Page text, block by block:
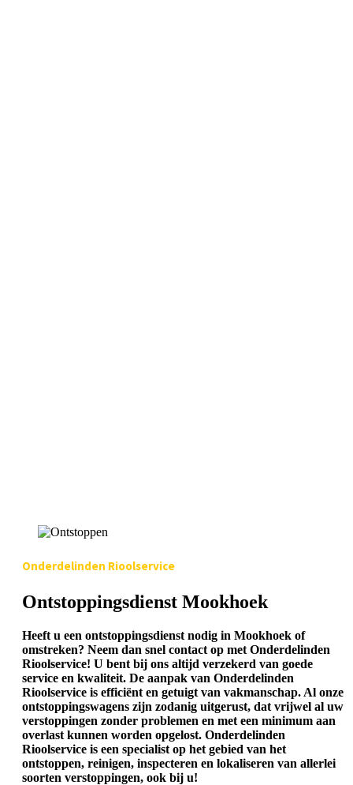
Onderdelinden Rioolservice
Ontstoppingsdienst Mookhoek
Heeft u een ontstoppingsdienst nodig in Mookhoek of
omstreken? Neem dan snel contact op met Onderdelinden
Rioolservice! U bent bij ons altijd verzekerd van goede
service en kwaliteit. De aanpak van Onderdelinden
Rioolservice is efficiënt en getuigt van vakmanschap. Al onze
ontstoppingswagens zijn zodanig uitgerust, dat vrijwel al uw
verstoppingen zonder problemen en met een minimum aan
overlast kunnen worden opgelost. Onderdelinden
Rioolservice is een specialist op het gebied van het
ontstoppen, reinigen, inspecteren en lokaliseren van allerlei
soorten verstoppingen, ook bij u!